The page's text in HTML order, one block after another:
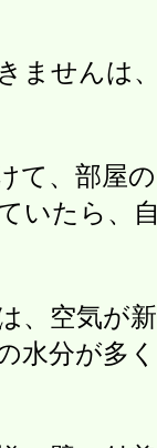
ませんは
て、部屋
いたら、
、空気が
水分が多